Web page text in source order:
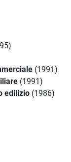
(1991)
(1991)
edilizio (1986)